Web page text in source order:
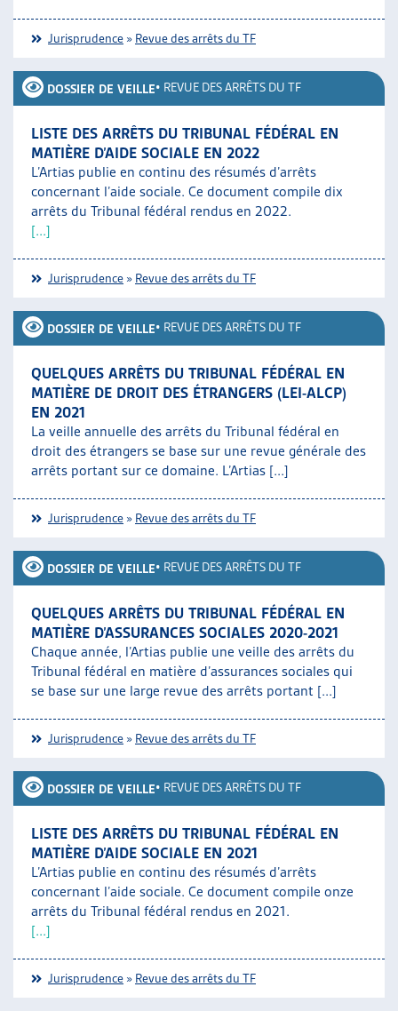
Jurisprudence » Revue des arrêts du TF
DOSSIER DE VEILLE• REVUE DES ARRÊTS DU TF
LISTE DES ARRÊTS DU TRIBUNAL FÉDÉRAL EN
MATIÈRE D’AIDE SOCIALE EN 2022
L’Artias publie en continu des résumés d’arrêts
concernant l’aide sociale. Ce document compile dix
arrêts du Tribunal fédéral rendus en 2022.
[...]
Jurisprudence » Revue des arrêts du TF
DOSSIER DE VEILLE• REVUE DES ARRÊTS DU TF
QUELQUES ARRÊTS DU TRIBUNAL FÉDÉRAL EN
MATIÈRE DE DROIT DES ÉTRANGERS (LEI-ALCP)
EN 2021
La veille annuelle des arrêts du Tribunal fédéral en
droit des étrangers se base sur une revue générale des
arrêts portant sur ce domaine. L’Artias [...]
Jurisprudence » Revue des arrêts du TF
DOSSIER DE VEILLE• REVUE DES ARRÊTS DU TF
QUELQUES ARRÊTS DU TRIBUNAL FÉDÉRAL EN
MATIÈRE D’ASSURANCES SOCIALES 2020-2021
Chaque année, l’Artias publie une veille des arrêts du
Tribunal fédéral en matière d’assurances sociales qui
se base sur une large revue des arrêts portant [...]
Jurisprudence » Revue des arrêts du TF
DOSSIER DE VEILLE• REVUE DES ARRÊTS DU TF
LISTE DES ARRÊTS DU TRIBUNAL FÉDÉRAL EN
MATIÈRE D’AIDE SOCIALE EN 2021
L’Artias publie en continu des résumés d’arrêts
concernant l’aide sociale. Ce document compile onze
arrêts du Tribunal fédéral rendus en 2021.
[...]
Jurisprudence » Revue des arrêts du TF